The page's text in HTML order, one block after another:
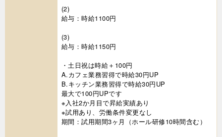
(2)
給与：時給1100円
(3)
給与：時給1150円
・土日祝は時給＋100円
A.カフェ業務習得で時給30円UP
B.キッチン業務習得で時給30円UP
最大で100円UPです
※入社2か月目で昇給実績あり
※試用あり、労働条件変更なし
期間：試用期間3ヶ月（ホール研修10時間含む）